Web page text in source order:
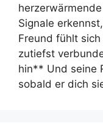
Signale
Freund fühlt
zutiefst
hin** Und seine
sobald er dich